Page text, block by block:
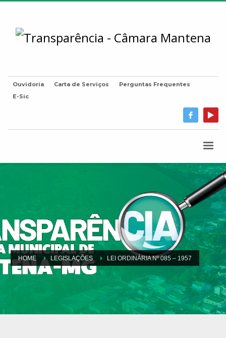
Ouvidoria Carta de Serviços
Perguntas Frequentes
E-Sic
HOME LEGISLAÇÕES LEI ORDINÁRIA Nº 085 – 1957